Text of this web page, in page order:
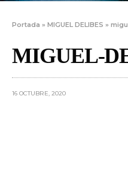
Portada »MIGUEL DELIBES »
MIGUEL-
16 OCTUBRE, 2020